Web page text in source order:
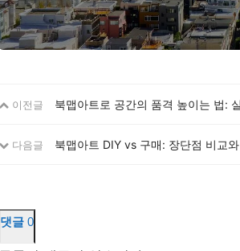
이전글 북맵아트로 공간의 품격 높이는 법:
다음글 북맵아트 DIY vs 구매: 장단점 비교
댓글 0